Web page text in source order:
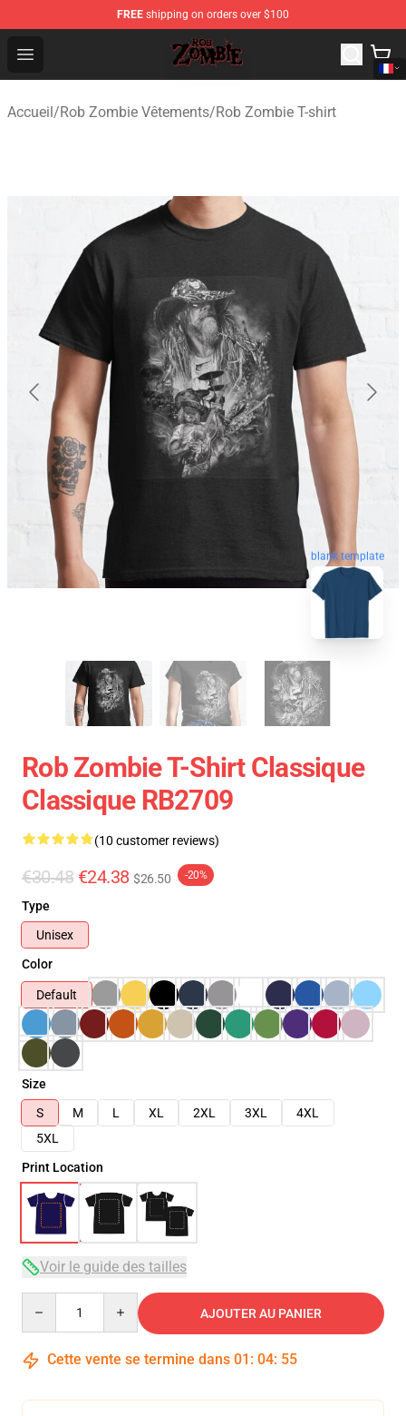
FREE shipping on orders over $100
Open menu
Rob Zombie Shop - Official Rob Zombie Merchandise
Accueil/Rob Zombie Vêtements/Rob Zombie T-shirt
blank template
Rob Zombie T-Shirt Classique
Classique RB2709
(10 customer reviews)
€30.48 €24.38 $26.50 -20%
Type
Unisex
Color
Default
Size
S
M L XL 2XL 3XL
4XL
5XL
Print Location
Voir le guide des tailles
AJOUTER AU PANIER
Cette vente se termine dans 01 : 04: 54